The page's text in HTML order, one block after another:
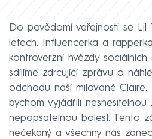
Do povědomí veřejnosti se Lil
letech. Influencerka a
kontroverzní hvězdy sociálních
sdílíme zdrcující zprávu o
odchodu naší milované Claire.
bychom vyjádřili
nepopsatelnou bolest. Tento
nečekaný a všechny nás